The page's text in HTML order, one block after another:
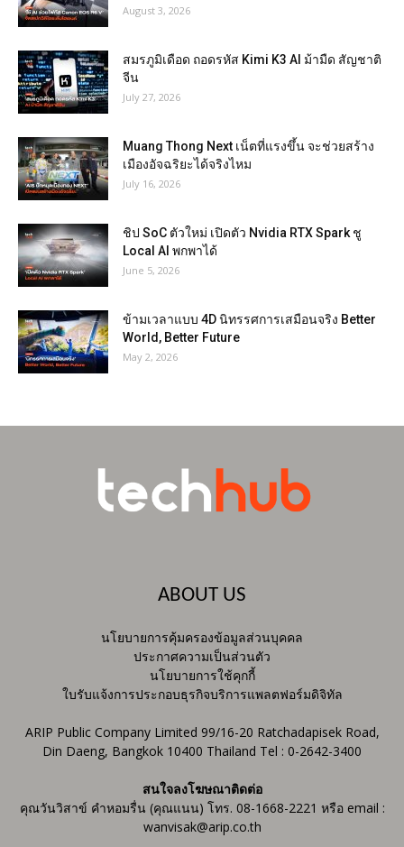
August 3, 2026
สมรภูมิเดือด ถอดรหัส Kimi K3 AI ม้ามืด สัญชาติ
จีน
July 27, 2026
Muang Thong Next เน็ตที่แรงขึ้น จะช่วยสร้าง
เมืองอัจฉริยะได้จริงไหม
July 16, 2026
ชิป SoC ตัวใหม่ เปิดตัว Nvidia RTX Spark ชู
Local AI พกพาได้
June 5, 2026
ข้ามเวลาแบบ 4D นิทรรศการเสมือนจริง Better
World, Better Future
May 2, 2026
ABOUT US
นโยบายการคุ้มครองข้อมูลส่วนบุคคล
ประกาศความเป็นส่วนตัว
นโยบายการใช้คุกกี้
ใบรับแจ้งการประกอบธุรกิจบริการแพลตฟอร์มดิจิทัล
ARIP Public Company Limited 99/16-20 Ratchadapisek Road,
Din Daeng, Bangkok 10400 Thailand Tel : 0-2642-3400
สนใจลงโฆษณาติดต่อ
คุณวันวิสาข์ คำหอมรื่น (คุณแนน) โทร. 08-1668-2221 หรือ email :
wanvisak@arip.co.th